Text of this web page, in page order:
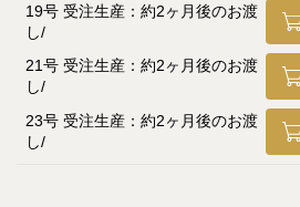
19号 受注生産：約2ヶ月後のお渡
し
21号 受注生産：約2ヶ月後のお渡
し
23号 受注生産：約2ヶ月後のお渡
し